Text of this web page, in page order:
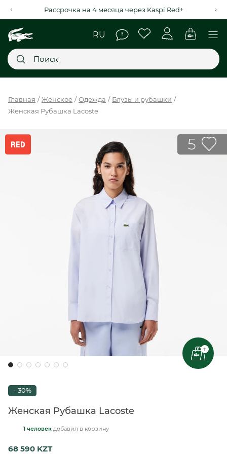
Рассрочка на 4 месяца через Kaspi Red+
НОВИНКИ
SALE
МЫ LACOSTE
Главная Женское Одежда
Блузы и рубашки
Женская Рубашка Lacoste
5
+
- 30%
Женская Рубашка Lacoste
1 человек добавил в корзину
68 590 KZT